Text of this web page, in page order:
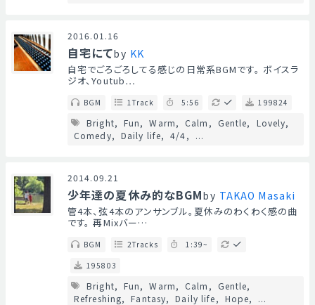
2016.01.16
自宅にてby KK
自宅でごろごろしてる感じの日常系BGMです。 ボイスラ
ジオ、Youtub…
BGM 1Track 5:56 199824
Bright Fun Warm Calm Gentle
Lovely
Comedy
Daily life 4/4 ...
2014.09.21
少年達の夏休み的なBGMby TAKAO Masaki
管4本、弦4本のアンサンブル。夏休みのわくわく感の曲
です。 再Mixバー…
BGM 2Tracks
1:39~
195803
Bright Fun Warm Calm
Gentle
Refreshing
Fantasy Daily life Hope ...